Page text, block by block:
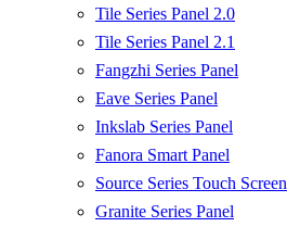
Tile Series Panel 2.0
Tile Series Panel 2.1
Fangzhi Series Panel
Eave Series Panel
Inkslab Series Panel
Fanora Smart Panel
Source Series Touch Screen
Granite Series Panel